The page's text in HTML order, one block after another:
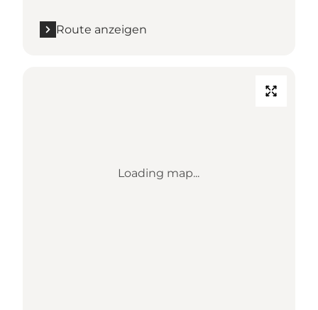
Route anzeigen
Loading map...